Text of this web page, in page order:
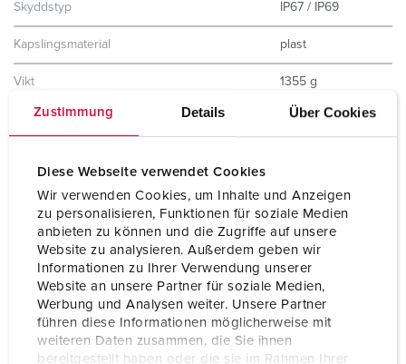
Zustimmung Details Über Cookies
Diese Webseite verwendet Cookies
Wir verwenden Cookies, um Inhalte und Anzeigen
zu personalisieren, Funktionen für soziale Medien
anbieten zu können und die Zugriffe auf unsere
Website zu analysieren. Außerdem geben wir
Informationen zu Ihrer Verwendung unserer
Website an unsere Partner für soziale Medien,
Werbung und Analysen weiter. Unsere Partner
führen diese Informationen möglicherweise mit
weiteren Daten zusammen, die Sie ihnen
bereitgestellt haben oder die sie im Rahmen Ihrer
Skyddstyp IP67 / IP69
Kapslingsmaterial plast
Vikt 1355 g
Intyg om överensstämmelse
CB Zertifikat
EAC